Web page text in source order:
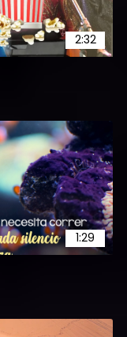
2:32
1:29